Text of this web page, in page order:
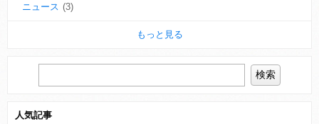
ニュース (3)
もっと見る
人気記事